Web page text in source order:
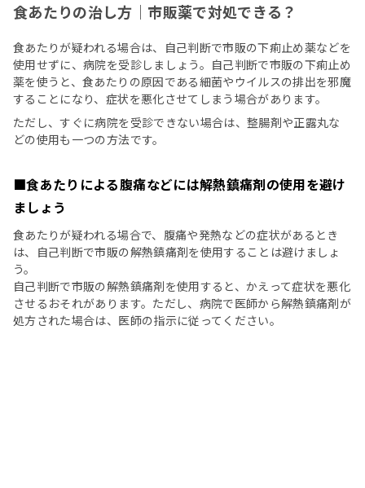
食あたりの治し方｜市販薬で対処できる？
食あたりが疑われる場合は、自己判断で市販の下痢止め薬などを
使用せずに、病院を受診しましょう。自己判断で市販の下痢止め
薬を使うと、食あたりの原因である細菌やウイルスの排出を邪魔
することになり、症状を悪化させてしまう場合があります。
ただし、すぐに病院を受診できない場合は、整腸剤や正露丸な
どの使用も一つの方法です。
■食あたりによる腹痛などには解熱鎮痛剤の使用を避け
ましょう
食あたりが疑われる場合で、腹痛や発熱などの症状があるとき
は、自己判断で市販の解熱鎮痛剤を使用することは避けましょ
う。
自己判断で市販の解熱鎮痛剤を使用すると、かえって症状を悪化
させるおそれがあります。ただし、病院で医師から解熱鎮痛剤が
処方された場合は、医師の指示に従ってください。